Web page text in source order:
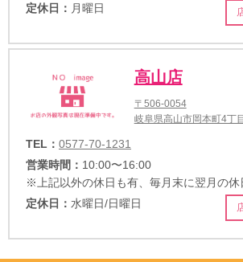
定休日： 月曜日
高山店
〒506-0054
岐阜県高山市岡本町4丁
TEL： 0577-70-1231
営業時間： 10:00〜16:00
※上記以外の休日も有、毎月末に翌月の休
定休日： 水曜日/日曜日